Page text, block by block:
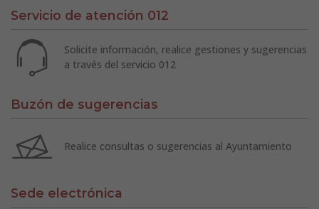
Servicio de atención 012
Solicite información, realice gestiones y sugerencias
a través del servicio 012
Buzón de sugerencias
Realice consultas o sugerencias al Ayuntamiento
Sede electrónica